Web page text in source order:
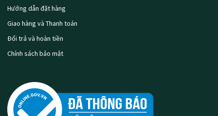
Hướng dẫn đặt hàng
Giao hàng và Thanh toán
Đổi trả và hoàn tiền
Chính sách bảo mật